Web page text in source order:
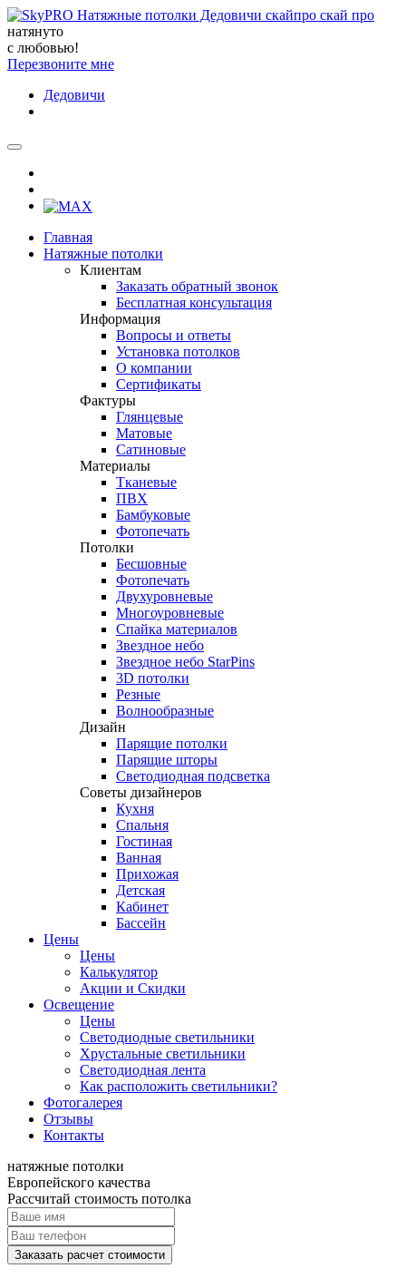
натянуто
с любовью!
Перезвоните мне
Дедовичи
Главная
Натяжные потолки
Клиентам
Заказать обратный звонок
Бесплатная консультация
Информация
Вопросы и ответы
Установка потолков
О компании
Сертификаты
Фактуры
Глянцевые
Матовые
Сатиновые
Материалы
Тканевые
ПВХ
Бамбуковые
Фотопечать
Потолки
Бесшовные
Фотопечать
Двухуровневые
Многоуровневые
Спайка материалов
Звездное небо
Звездное небо StarPins
3D потолки
Резные
Волнообразные
Дизайн
Парящие потолки
Парящие шторы
Светодиодная подсветка
Советы дизайнеров
Кухня
Спальня
Гостиная
Ванная
Прихожая
Детская
Кабинет
Бассейн
Цены
Цены
Калькулятор
Акции и Скидки
Освещение
Цены
Светодиодные светильники
Хрустальные светильники
Светодиодная лента
Как расположить светильники?
Фотогалерея
Отзывы
Контакты
натяжные потолки
Европейского качества
Рассчитай стоимость потолка